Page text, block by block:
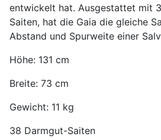
entwickelt hat. Ausgestattet mit
Saiten, hat die Gaia die gleiche
Abstand und Spurweite einer
Höhe: 131 cm
Breite: 73 cm
Gewicht: 11 kg
38 Darmgut-Saiten